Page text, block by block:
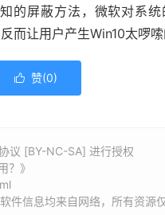
屏蔽方法，微软对系统
而让用户产生Win10太啰嗦
 赞(0)
议 [BY-NC-SA] 进行授权
？》
件信息均来自网络，所有资源